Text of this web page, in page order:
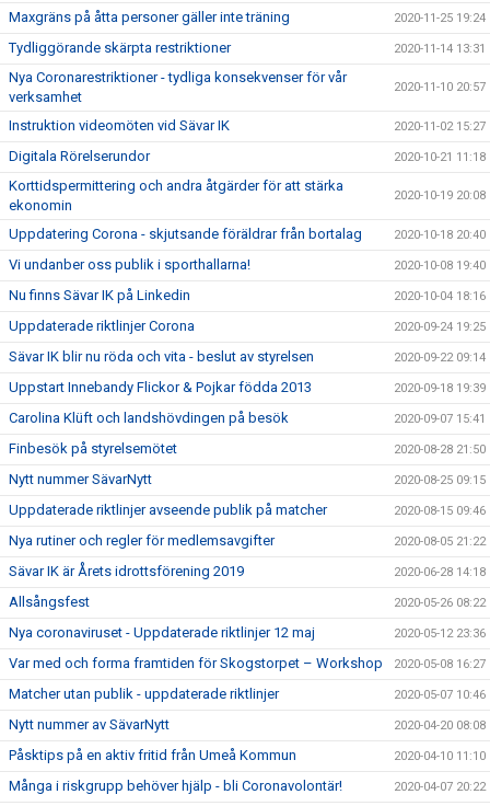
Maxgräns på åtta personer gäller inte träning 2020-11-25 19:24
Tydliggörande skärpta restriktioner 2020-11-14 13:31
Nya Coronarestriktioner - tydliga konsekvenser för vår
verksamhet
2020-11-10 20:57
Instruktion videomöten vid Sävar IK 2020-11-02 15:27
Digitala Rörelserundor 2020-10-21 11:18
Korttidspermittering och andra åtgärder för att stärka
ekonomin
2020-10-19 20:08
Uppdatering Corona - skjutsande föräldrar från bortalag 2020-10-18 20:40
Vi undanber oss publik i sporthallarna! 2020-10-08 19:40
Nu finns Sävar IK på Linkedin 2020-10-04 18:16
Uppdaterade riktlinjer Corona 2020-09-24 19:25
Sävar IK blir nu röda och vita - beslut av styrelsen 2020-09-22 09:14
Uppstart Innebandy Flickor & Pojkar födda 2013 2020-09-18 19:39
Carolina Klüft och landshövdingen på besök 2020-09-07 15:41
Finbesök på styrelsemötet 2020-08-28 21:50
Nytt nummer SävarNytt 2020-08-25 09:15
Uppdaterade riktlinjer avseende publik på matcher 2020-08-15 09:46
Nya rutiner och regler för medlemsavgifter 2020-08-05 21:22
Sävar IK är Årets idrottsförening 2019 2020-06-28 14:18
Allsångsfest 2020-05-26 08:22
Nya coronaviruset - Uppdaterade riktlinjer 12 maj 2020-05-12 23:36
Var med och forma framtiden för Skogstorpet – Workshop 2020-05-08 16:27
Matcher utan publik - uppdaterade riktlinjer 2020-05-07 10:46
Nytt nummer av SävarNytt 2020-04-20 08:08
Påsktips på en aktiv fritid från Umeå Kommun 2020-04-10 11:10
Många i riskgrupp behöver hjälp - bli Coronavolontär! 2020-04-07 20:22